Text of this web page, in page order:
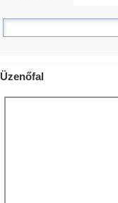
Üzenőfal